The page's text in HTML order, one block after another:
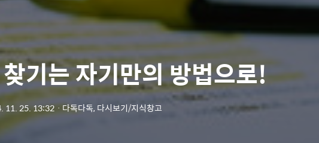
기는 자기만의 방법으로!
11. 25. 13:32ㆍ다독다독, 다시보기/지식창고